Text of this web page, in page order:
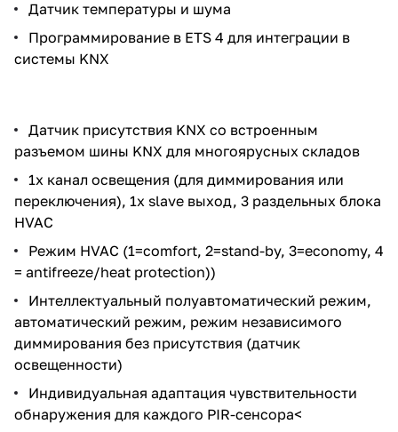
Датчик температуры и шума
Программирование в ETS 4 для интеграции в
системы KNX
Датчик присутствия KNX со встроенным
разъемом шины KNX для многоярусных складов
1х канал освещения (для диммирования или
переключения), 1x slave выход, 3 раздельных блока
HVAC
Режим HVAC (1=comfort, 2=stand-by, 3=economy, 4
= antifreeze/heat protection))
Интеллектуальный полуавтоматический режим,
автоматический режим, режим независимого
диммирования без присутствия (датчик
освещенности)
Индивидуальная адаптация чувствительности
обнаружения для каждого PIR-сенсора<